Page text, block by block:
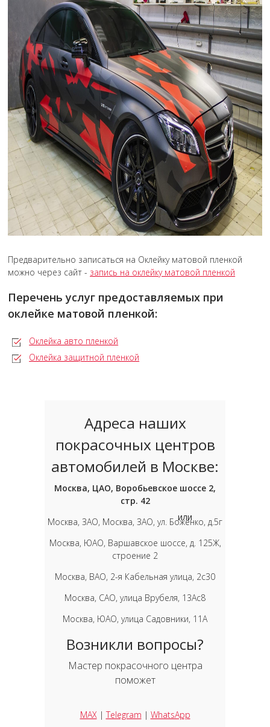
Предварительно записаться на Оклейку матовой пленкой
можно через сайт - запись на оклейку матовой пленкой
Перечень услуг предоставляемых при
оклейке матовой пленкой:
Оклейка авто пленкой
Оклейка защитной пленкой
Адреса наших
покрасочных центров
автомобилей в Москве:
Москва, ЦАО, Воробьевское шоссе 2,
стр. 42
Москва, ЗАО, Москва, ЗАО, ул. Боженко, д.5г
Москва, ЮАО, Варшавское шоссе, д. 125Ж,
строение 2
Москва, ВАО, 2-я Кабельная улица, 2с30
Москва, САО, улица Врубеля, 13Ас8
Москва, ЮАО, улица Садовники, 11А
Возникли вопросы?
Мастер покрасочного центра
поможет
MAX|Telegram | WhatsApp
или